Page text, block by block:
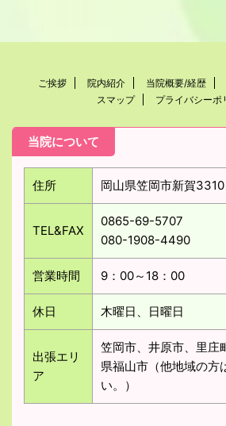
ご挨拶 院内紹介 当院概要/経歴
スマップ
プライバシーポ
当院について
住所 岡山県笠岡市新賀3310
TEL&FAX
0865-69-5707
080-1908-4490
営業時間 9：00～18：00
休日 木曜日、日曜日
出張エリ
ア
笠岡市、井原市、里庄
県福山市（他地域の方
い。）